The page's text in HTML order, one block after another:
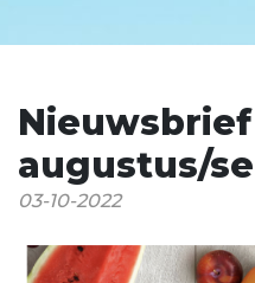
Nieuwsbrief
augustus/
03-10-2022